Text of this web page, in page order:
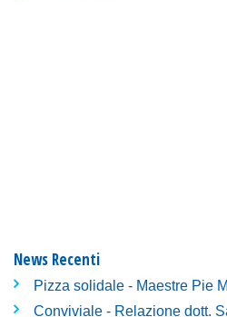
News Recenti
Pizza solidale - Maestre Pie
Conviviale - Relazione dott.